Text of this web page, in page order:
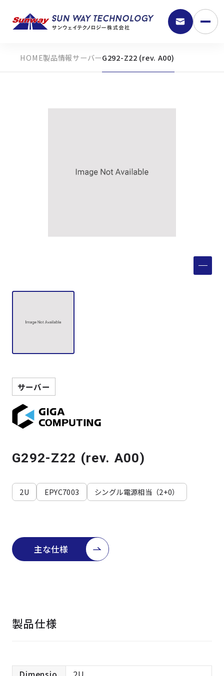
9:30 - 18:00
よくある質問
採用情報
製品検索
会社案内
製品情報サーバーG292-Z22 (rev. A00)
サーバー
G292-Z22 (rev. A00)
2U EPYC7003 シングル電源相当（2+0）
主な仕様
製品仕様